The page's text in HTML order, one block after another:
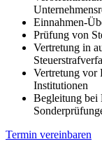
Einnahmen-
Prüfung von
Vertretung in
Vertretung vor
Institutionen
Begleitung bei
Termin vereinbaren